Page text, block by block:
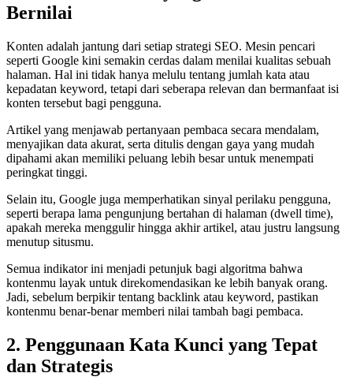
Bernilai
Konten adalah jantung dari setiap strategi SEO. Mesin pencari
seperti Google kini semakin cerdas dalam menilai kualitas sebuah
halaman. Hal ini tidak hanya melulu tentang jumlah kata atau
kepadatan keyword, tetapi dari seberapa relevan dan bermanfaat isi
konten tersebut bagi pengguna.
Artikel yang menjawab pertanyaan pembaca secara mendalam,
menyajikan data akurat, serta ditulis dengan gaya yang mudah
dipahami akan memiliki peluang lebih besar untuk menempati
peringkat tinggi.
Selain itu, Google juga memperhatikan sinyal perilaku pengguna,
seperti berapa lama pengunjung bertahan di halaman (dwell time),
apakah mereka menggulir hingga akhir artikel, atau justru langsung
menutup situsmu.
Semua indikator ini menjadi petunjuk bagi algoritma bahwa
kontenmu layak untuk direkomendasikan ke lebih banyak orang.
Jadi, sebelum berpikir tentang backlink atau keyword, pastikan
kontenmu benar-benar memberi nilai tambah bagi pembaca.
2. Penggunaan Kata Kunci yang Tepat
dan Strategis